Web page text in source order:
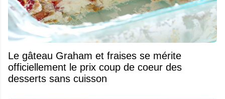
Le gâteau Graham et fraises se mérite
officiellement le prix coup de coeur des
desserts sans cuisson